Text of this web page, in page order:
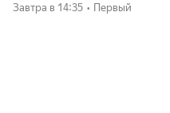
Завтра в 14:35 • Первый